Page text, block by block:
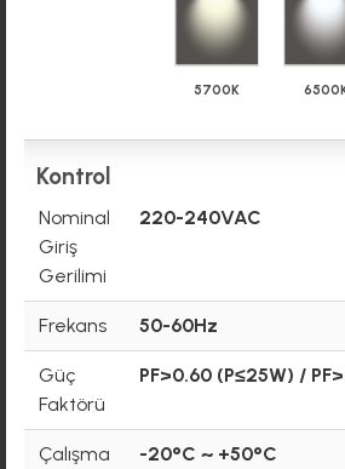
5700K
Kontrol
Nominal
Giriş
Gerilimi
220-240VAC
Frekans 50-60Hz
Güç
Faktörü
PF>0.60 (P≤25W) /
Çalışma
-20°C ~ +50°C